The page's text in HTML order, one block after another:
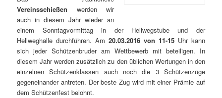
Vereinsschießen werden wir
auch in diesem Jahr wieder an
einem Sonntagvormittag in der Hellwegstube und der
Hellweghalle durchführen. Am20.03.2016 von 11-15 Uhr kann
sich jeder Schützenbruder am Wettbewerb mit beteiligen. In
diesem Jahr werden zusätzlich zu den üblichen Wertungen in den
einzelnen Schützenklassen auch noch die 3 Schützenzüge
gegeneinander antreten. Der beste Zug wird mit einer Prämie auf
dem Schützenfest belohnt.